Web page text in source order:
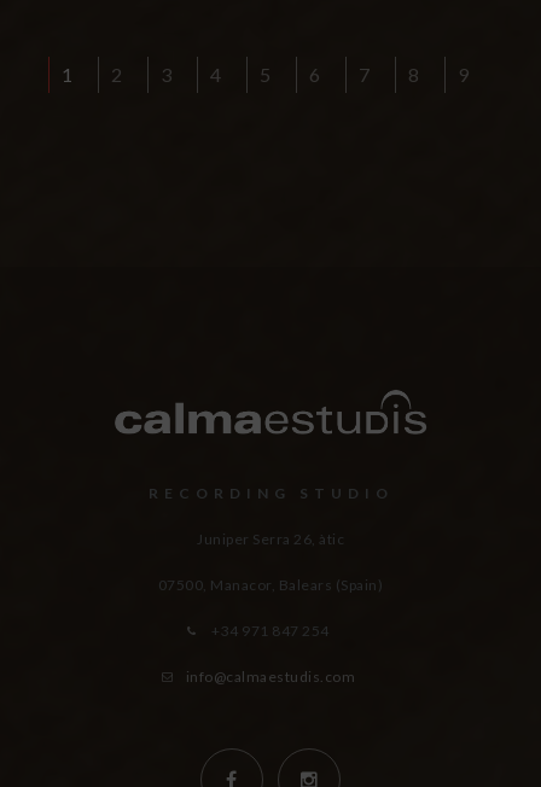
1 2 3 4 5 6 7 8 9
RECORDING STUDIO
Juniper Serra 26, àtic
07500, Manacor, Balears (Spain)
+34 971 847 254
info@calmaestudis.com